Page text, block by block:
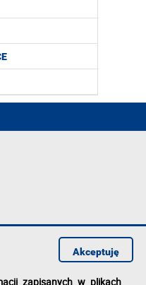
zapisanych w plikach
Akceptuję